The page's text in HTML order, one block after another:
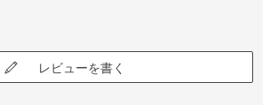
レビューを書く